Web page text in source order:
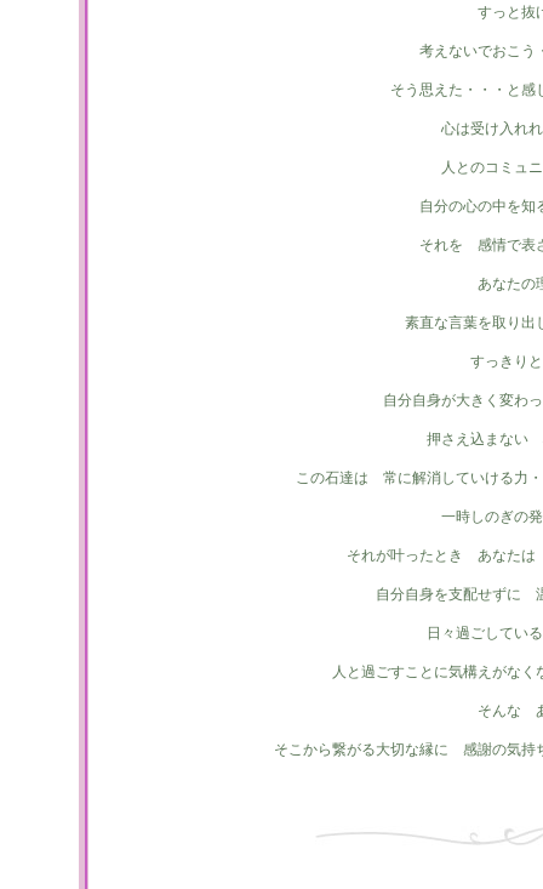
すっと抜
考えないでおこ
そう思えた・・・と
心は受け入れ
人とのコミュ
自分の心の中を
それを 感情で表
あなたの
素直な言葉を取り
すっきり
自分自身が大きく変わ
押さえ込まない
この石達は 常に解消していける力
一時しのぎの
それが叶ったとき あなたは
自分自身を支配せずに
日々過ごしてい
人と過ごすことに気構えがな
そんな
そこから繋がる大切な縁に 感謝の気